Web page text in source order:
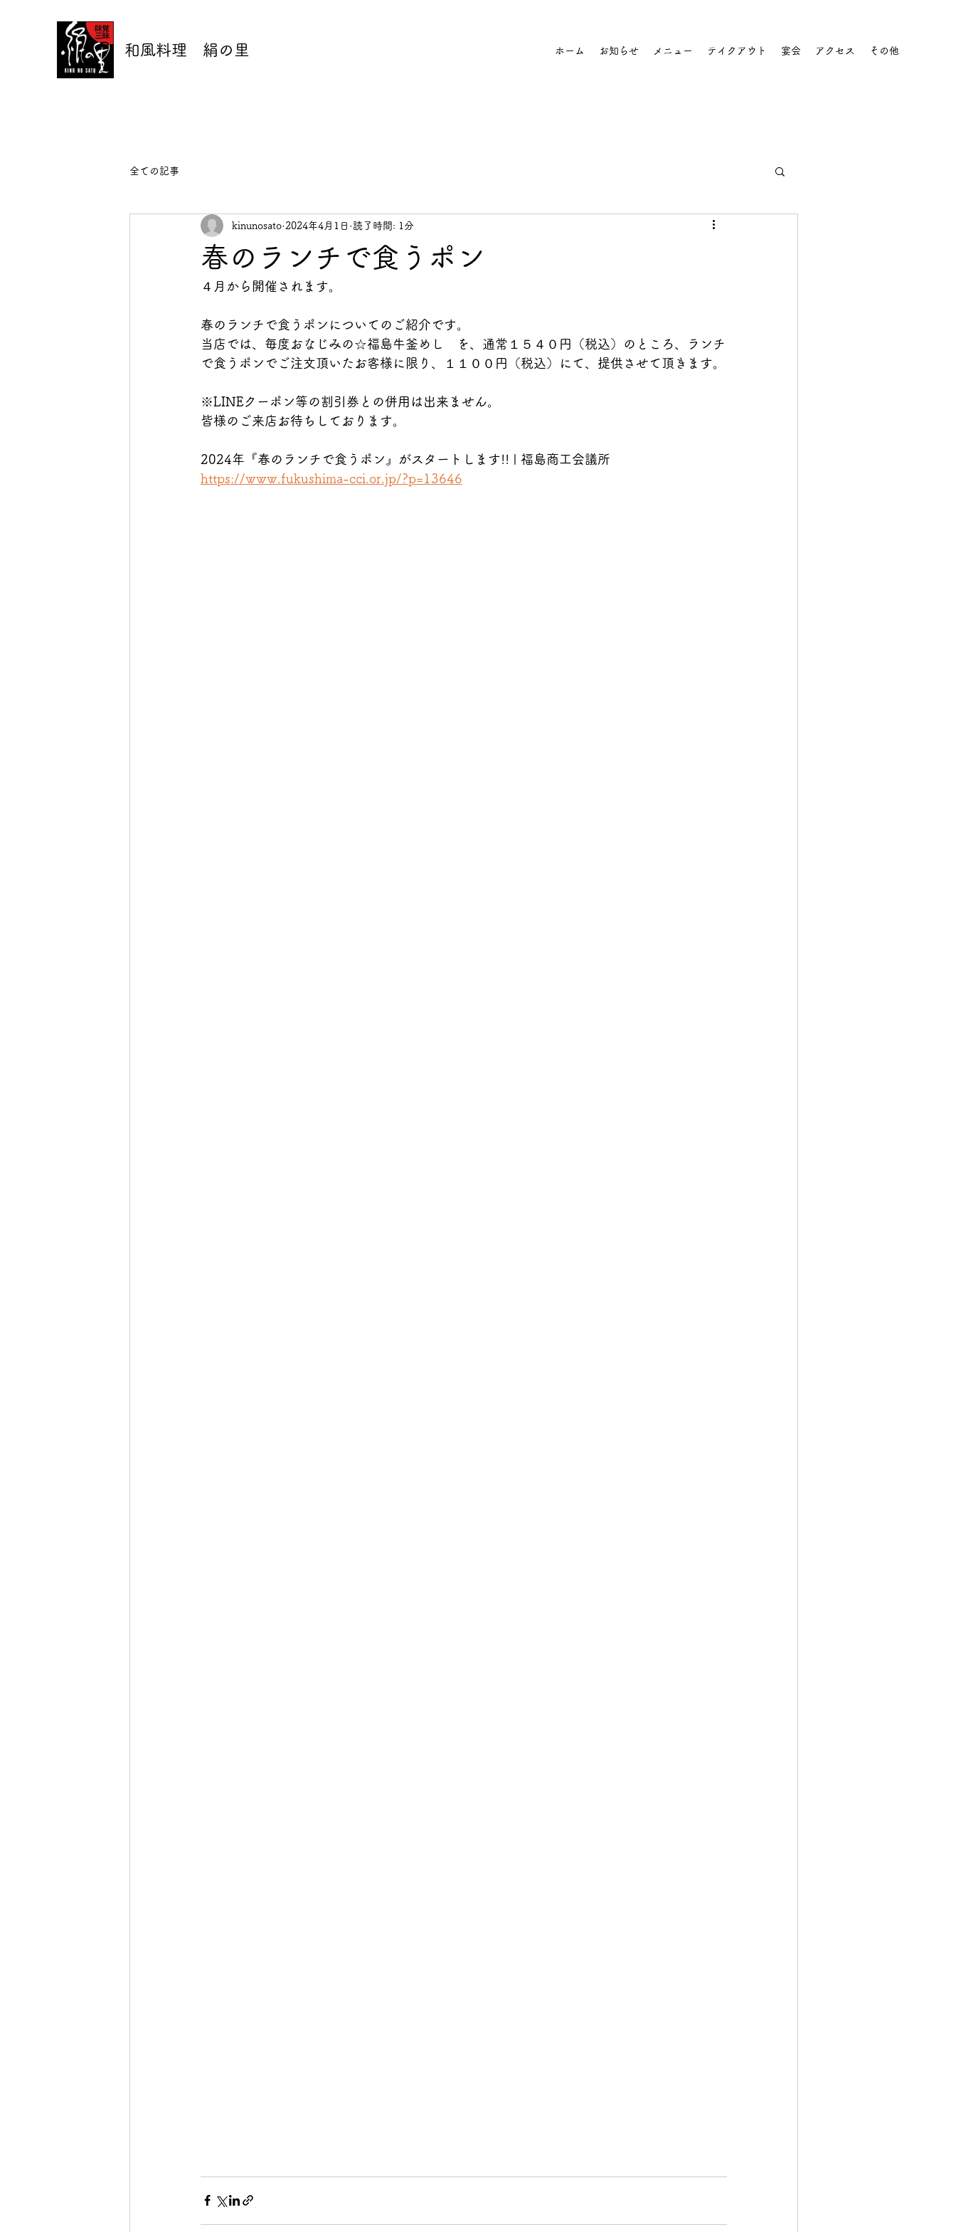
和風料理 絹の里 ホーム お知らせ メニュー テイクアウト 宴会 アクセス その他
全ての記事
春のランチで食うポン
kinunosato 2024年4月1日 読了時間: 1分
４月から開催されます。
春のランチで食うポンについてのご紹介です。
当店では、毎度おなじみの☆福島牛釜めし　を、通常１５４０円（税込）のところ、ランチ
で食うポンでご注文頂いたお客様に限り、１１００円（税込）にて、提供させて頂きます。
※LINEクーポン等の割引券との併用は出来ません。
皆様のご来店お待ちしております。
2024年『春のランチで食うポン』がスタートします!! | 福島商工会議所
https://www.fukushima-cci.or.jp/?p=13646